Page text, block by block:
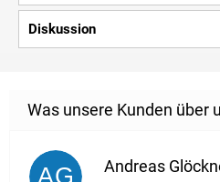
Diskussion
AG Andreas